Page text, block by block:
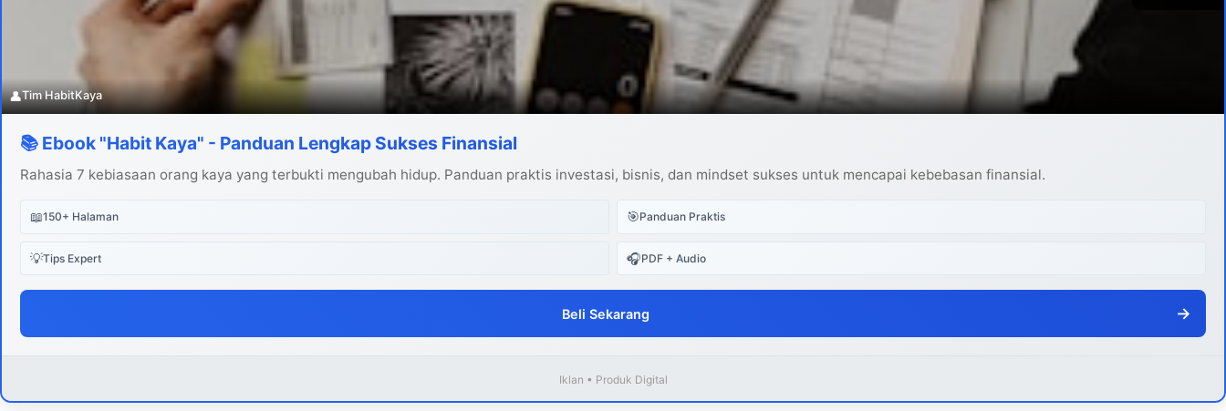
👤Tim HabitKaya
📚 Ebook "Habit Kaya" - Panduan Lengkap Sukses Finansial
Rahasia 7 kebiasaan orang kaya yang terbukti mengubah hidup. Panduan praktis investasi, bisnis, dan mindset sukses untuk mencapai kebebasan finansial.
📖150+ Halaman 🎯Panduan Praktis
💡Tips Expert 🎧PDF + Audio
Beli Sekarang →
Iklan • Produk Digital